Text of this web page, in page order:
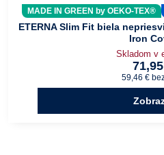
MADE IN GREEN by OEKO-TEX®
ETERNA Slim Fit biela
Iron
Skladom v
59,46 €